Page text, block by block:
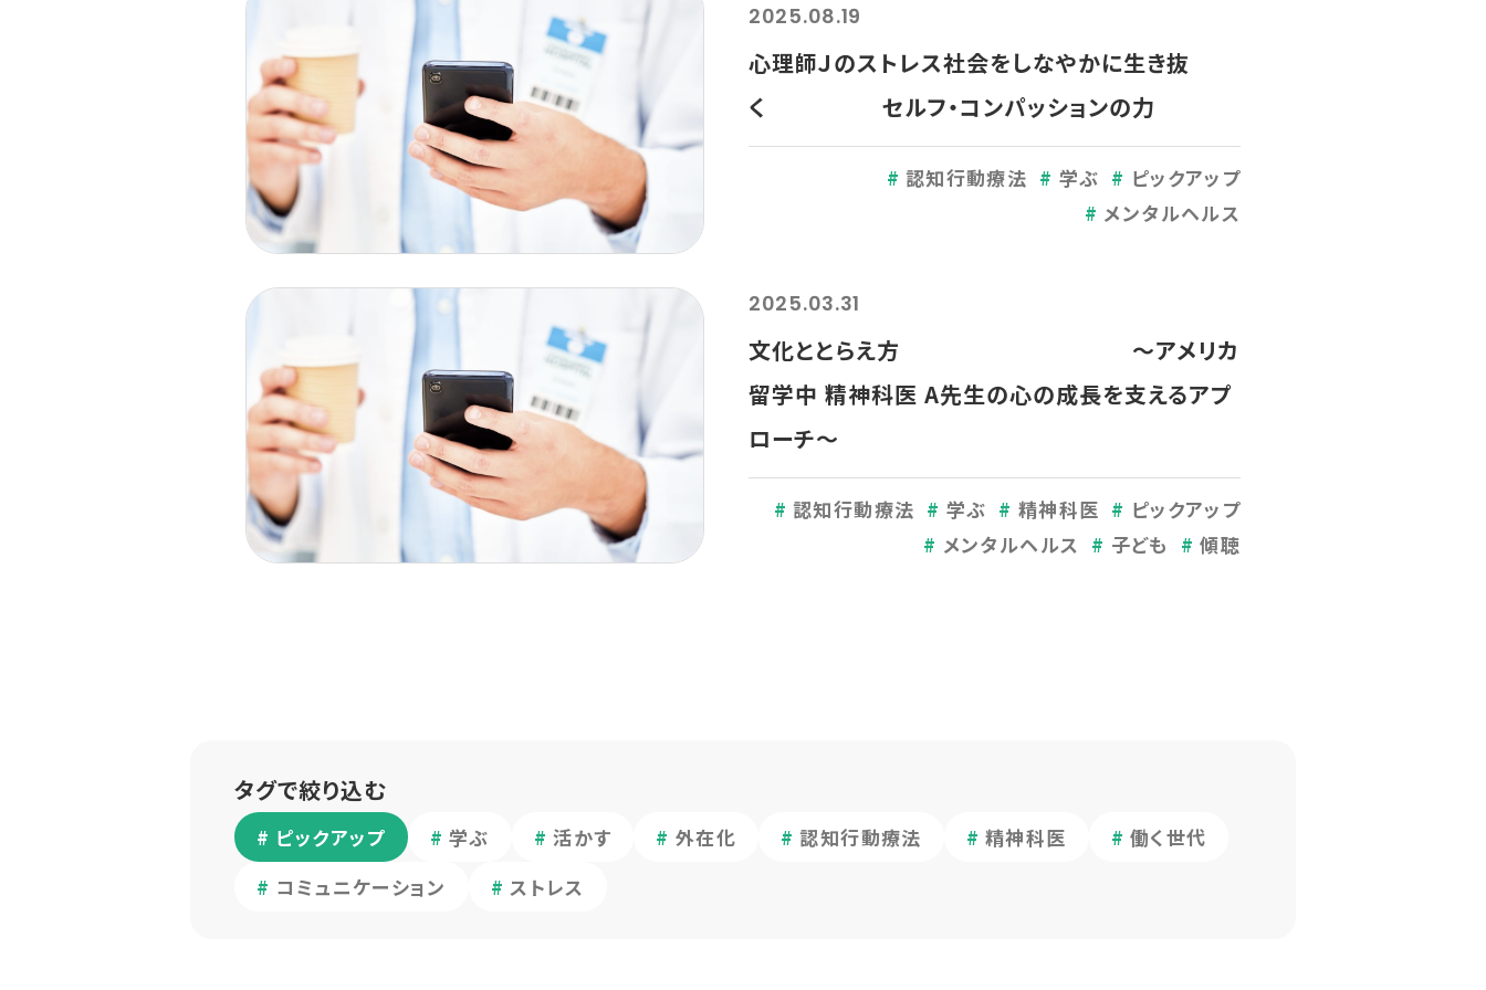
2025.08.19
心理師Ｊのストレス社会をしなやかに生き抜
く セルフ・コンパッションの力
認知行動療法 学ぶ
ピックアップ
メンタルヘルス
2025.03.31
文化ととらえ方 ～アメリカ
留学中 精神科医 A先生の心の成長を支えるアプ
ローチ～
認知行動療法 学ぶ 精神科医
ピックアップ
メンタルヘルス
子ども 傾聴
タグで絞り込む
ピックアップ 学ぶ 活かす 外在化 認知行動療法 精神科医
働く世代
コミュニケーション
ストレス